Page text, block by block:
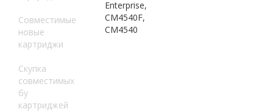
Совместимые
новые
картриджи
Скупка
совместимых
бу
картриджей
Enterprise,
CM4540F,
CM4540